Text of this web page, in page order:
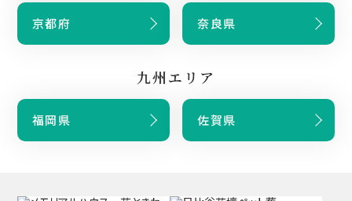
京都府 奈良県
九州エリア
福岡県 佐賀県